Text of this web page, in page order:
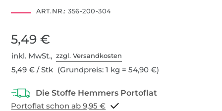
ART.NR.: 356-200-304
5,49 €
inkl. MwSt.,zzgl. Versandkosten
5,49 € / Stk (Grundpreis: 1 kg = 54,90 €)
Portoflat schon ab 9,95 €